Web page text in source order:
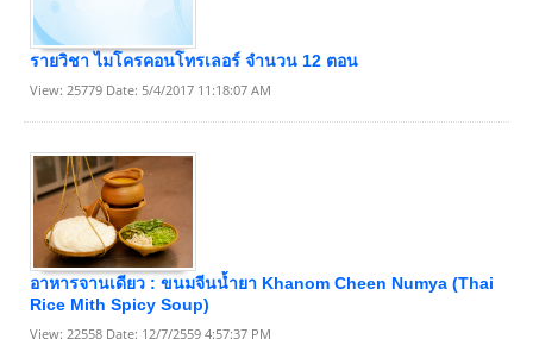
รายวิชา ไมโครคอนโทรเลอร์ จำนวน 12 ตอน
View: 25779 Date: 5/4/2017 11:18:07 AM
อาหารจานเดียว : ขนมจีนนํ้ายา Khanom Cheen Numya (Thai
Rice Mith Spicy Soup)
View: 22558 Date: 12/7/2559 4:57:37 PM